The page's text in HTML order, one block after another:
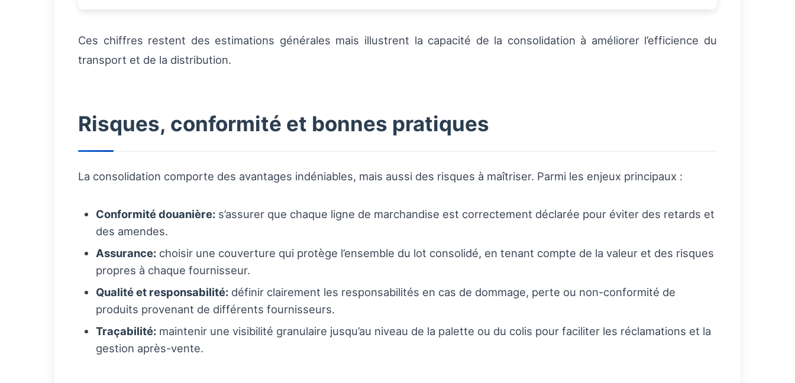
Ces chiffres restent des estimations générales mais illustrent la capacité de la consolidation à améliorer l’efficience du
transport et de la distribution.
Risques, conformité et bonnes pratiques
La consolidation comporte des avantages indéniables, mais aussi des risques à maîtriser. Parmi les enjeux principaux :
Conformité douanière: s’assurer que chaque ligne de marchandise est correctement déclarée pour éviter des retards et
des amendes.
Assurance: choisir une couverture qui protège l’ensemble du lot consolidé, en tenant compte de la valeur et des risques
propres à chaque fournisseur.
Qualité et responsabilité: définir clairement les responsabilités en cas de dommage, perte ou non-conformité de
produits provenant de différents fournisseurs.
Traçabilité: maintenir une visibilité granulaire jusqu’au niveau de la palette ou du colis pour faciliter les réclamations et la
gestion après-vente.